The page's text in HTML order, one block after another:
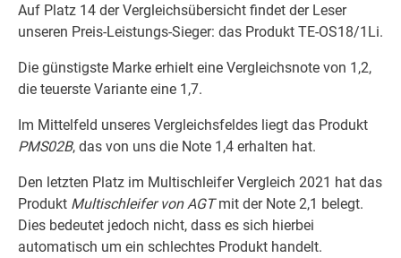
Auf Platz 14 der Vergleichsübersicht findet der Leser
unseren Preis-Leistungs-Sieger: das Produkt TE-OS18/1Li.
Die günstigste Marke erhielt eine Vergleichsnote von 1,2,
die teuerste Variante eine 1,7.
Im Mittelfeld unseres Vergleichsfeldes liegt das Produkt
PMS02B, das von uns die Note 1,4 erhalten hat.
Den letzten Platz im Multischleifer Vergleich 2021 hat das
Produkt Multischleifer von AGTmit der Note 2,1 belegt.
Dies bedeutet jedoch nicht, dass es sich hierbei
automatisch um ein schlechtes Produkt handelt.